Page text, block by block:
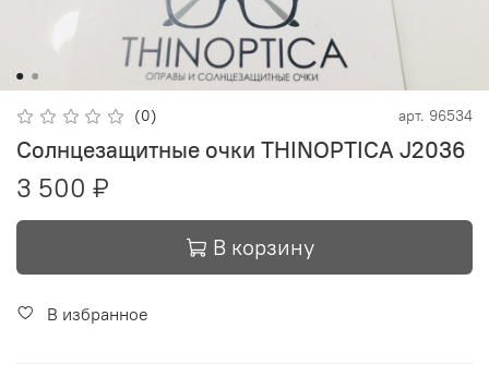
(0) арт. 96534
Солнцезащитные очки THINOPTICA J2036
3 500 ₽
В корзину
В избранное